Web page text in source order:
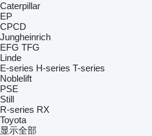
Caterpillar
EP
CPCD
Jungheinrich
EFG TFG
Linde
E-series H-series T-series
Noblelift
PSE
Still
R-series RX
Toyota
显示全部